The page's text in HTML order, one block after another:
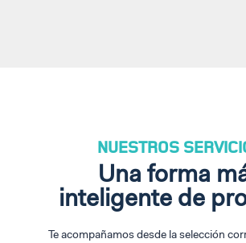
NUESTROS
Una forma
inteligente de
Te acompañamos desde la selección